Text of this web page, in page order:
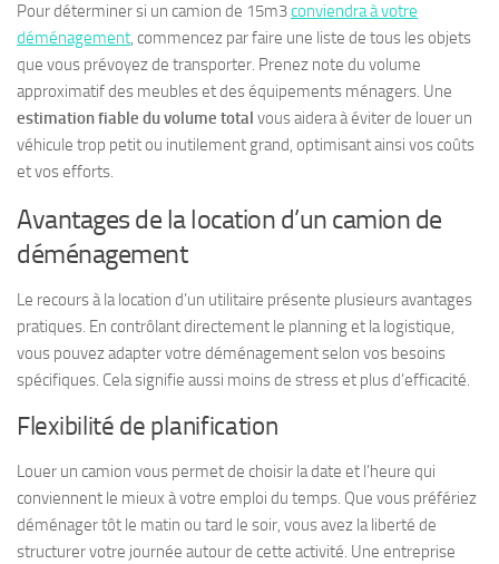
Pour déterminer si un camion de 15m3conviendra à votre
déménagement, commencez par faire une liste de tous les objets
que vous prévoyez de transporter. Prenez note du volume
approximatif des meubles et des équipements ménagers. Une
estimation fiable du volume total vous aidera à éviter de louer un
véhicule trop petit ou inutilement grand, optimisant ainsi vos coûts
et vos efforts.
Avantages de la location d’un camion de
déménagement
Le recours à la location d’un utilitaire présente plusieurs avantages
pratiques. En contrôlant directement le planning et la logistique,
vous pouvez adapter votre déménagement selon vos besoins
spécifiques. Cela signifie aussi moins de stress et plus d’efficacité.
Flexibilité de planification
Louer un camion vous permet de choisir la date et l’heure qui
conviennent le mieux à votre emploi du temps. Que vous préfériez
déménager tôt le matin ou tard le soir, vous avez la liberté de
structurer votre journée autour de cette activité. Une entreprise